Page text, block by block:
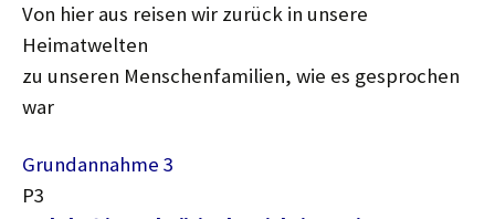
Von hier aus reisen wir zurück in unsere
Heimatwelten
zu unseren Menschenfamilien, wie es gesprochen
war
Grundannahme 3
P3